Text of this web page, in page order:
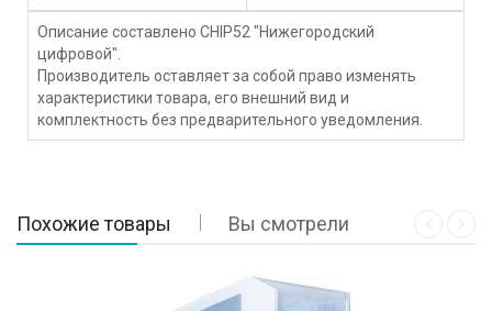
Описание составлено CHIP52 "Нижегородский
цифровой".
Производитель оставляет за собой право изменять
характеристики товара, его внешний вид и
комплектность без предварительного уведомления.
Похожие товары Вы смотрели